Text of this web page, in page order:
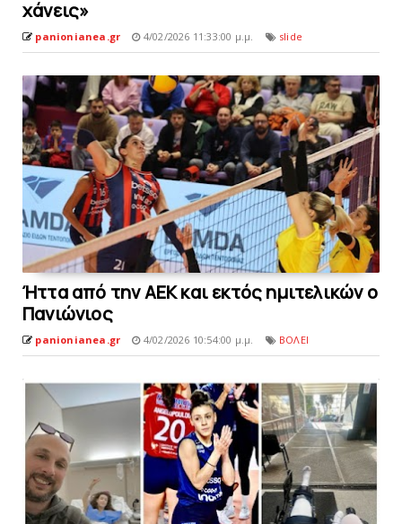
χάνεις»
panionianea.gr 4/02/2026 11:33:00 μ.μ. slide
Ήττα από την AEK και εκτός ημιτελικών ο
Πανιώνιος
panionianea.gr 4/02/2026 10:54:00 μ.μ. ΒΟΛΕΙ